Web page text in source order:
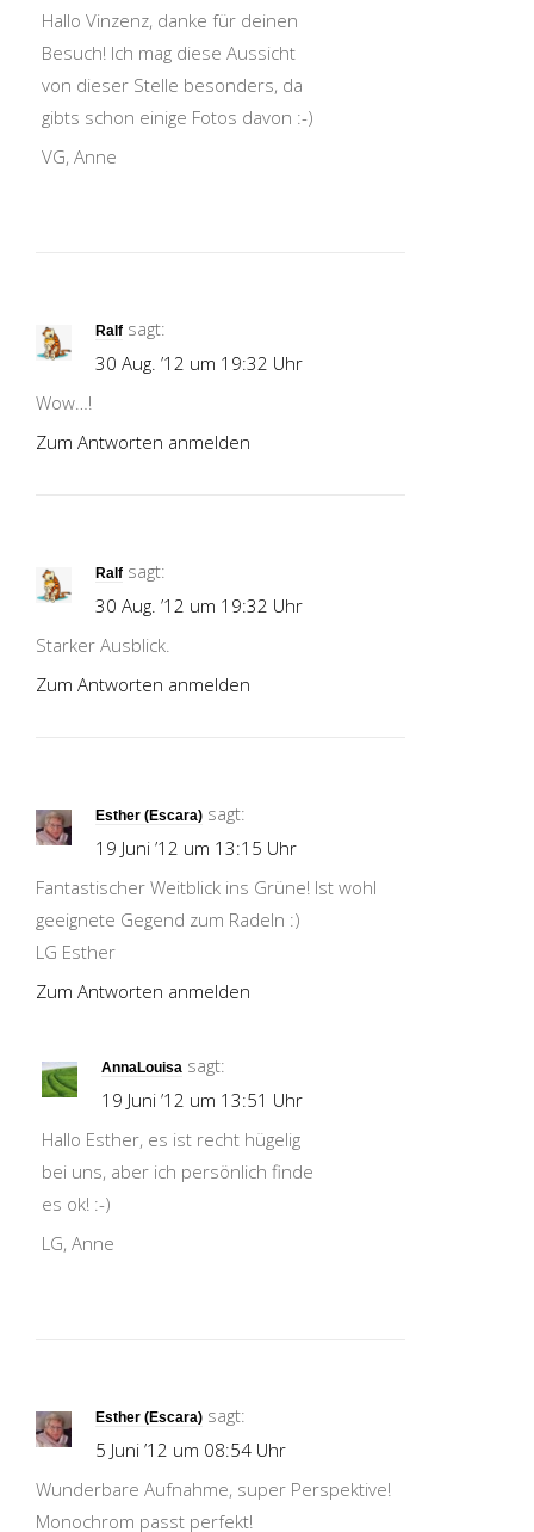
Hallo Vinzenz, danke für deinen
Besuch! Ich mag diese Aussicht
von dieser Stelle besonders, da
gibts schon einige Fotos davon :-)
VG, Anne
Ralf sagt:
30 Aug. ’12 um 19:32 Uhr
Wow…!
Zum Antworten anmelden
Ralf sagt:
30 Aug. ’12 um 19:32 Uhr
Starker Ausblick.
Zum Antworten anmelden
Esther (Escara) sagt:
19 Juni ’12 um 13:15 Uhr
Fantastischer Weitblick ins Grüne! Ist wohl
geeignete Gegend zum Radeln :)
LG Esther
Zum Antworten anmelden
AnnaLouisa sagt:
19 Juni ’12 um 13:51 Uhr
Hallo Esther, es ist recht hügelig
bei uns, aber ich persönlich finde
es ok! :-)
LG, Anne
Esther (Escara) sagt:
5 Juni ’12 um 08:54 Uhr
Wunderbare Aufnahme, super Perspektive!
Monochrom passt perfekt!